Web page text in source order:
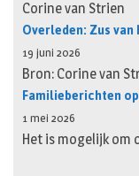
Corine van Strien
Overleden: Zus
19 juni 2026
Bron: Corine van
Familieberichten
1 mei 2026
Het is mogelijk om